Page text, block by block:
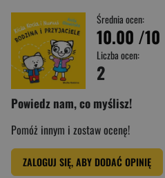
Średnia ocen:
10.00 /10
Liczba ocen:
2
Powiedz nam, co myślisz!
Pomóż innym i zostaw ocenę!
ZALOGUJ SIĘ, ABY DODAĆ OPINIĘ